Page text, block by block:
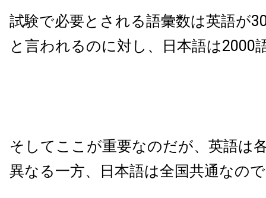
試験で必要とされる語彙数は英語が
と言われるのに対し、日本語は2000
そしてここが重要なのだが、英語は
異なる一方、日本語は全国共通なの